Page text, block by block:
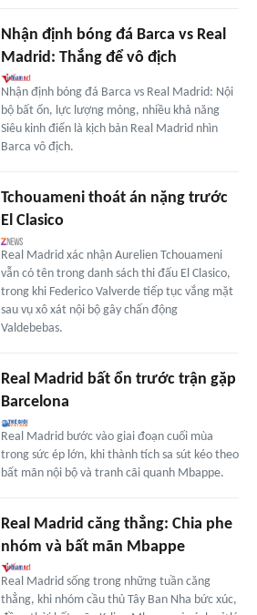
Nhận định bóng đá Barca vs Real
Madrid: Thắng để vô địch
Nhận định bóng đá Barca vs Real Madrid: Nội
bộ bất ổn, lực lượng mỏng, nhiều khả năng
Siêu kinh điển là kịch bản Real Madrid nhìn
Barca vô địch.
Tchouameni thoát án nặng trước
El Clasico
Real Madrid xác nhận Aurelien Tchouameni
vẫn có tên trong danh sách thi đấu El Clasico,
trong khi Federico Valverde tiếp tục vắng mặt
sau vụ xô xát nội bộ gây chấn động
Valdebebas.
Real Madrid bất ổn trước trận gặp
Barcelona
Real Madrid bước vào giai đoạn cuối mùa
trong sức ép lớn, khi thành tích sa sút kéo theo
bất mãn nội bộ và tranh cãi quanh Mbappe.
Real Madrid căng thẳng: Chia phe
nhóm và bất mãn Mbappe
Real Madrid sống trong những tuần căng
thẳng, khi nhóm cầu thủ Tây Ban Nha bức xúc,